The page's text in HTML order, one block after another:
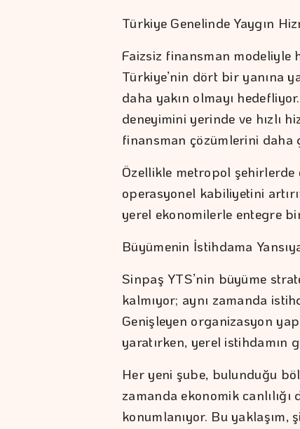
Türkiye Genelinde Yaygın
Faizsiz finansman modeliyle
Türkiye’nin dört bir yanına
daha yakın olmayı
deneyimini yerinde ve hızlı
finansman çözümlerini daha
Özellikle metropol
operasyonel kabiliyetini
yerel ekonomilerle entegre
Büyümenin İstihdama
Sinpaş YTS’nin büyüme
kalmıyor; aynı zamanda
Genişleyen organizasyon
yaratırken, yerel istihdamın
Her yeni şube, bulunduğu
zamanda ekonomik
konumlanıyor. Bu